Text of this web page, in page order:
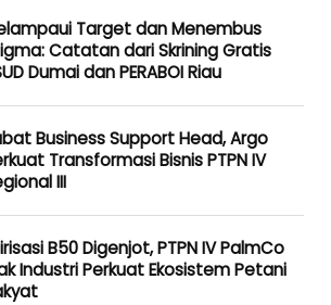
Target dan Menembus
Catatan dari Skrining Gratis
Dumai dan PERABOI Riau
Business Support Head, Argo
Transformasi Bisnis PTPN IV
III
B50 Digenjot, PTPN IV PalmCo
Industri Perkuat Ekosistem Petani